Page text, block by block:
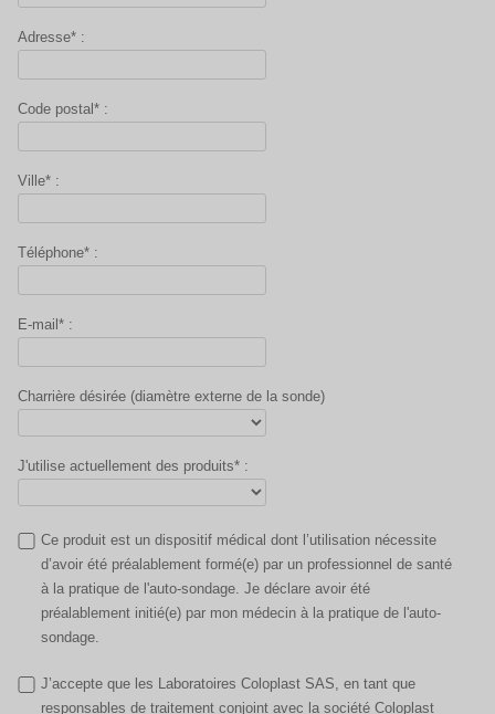
Adresse* :
Code postal* :
Ville* :
Téléphone* :
E-mail* :
Charrière désirée (diamètre externe de la sonde)
J'utilise actuellement des produits* :
Ce produit est un dispositif médical dont l’utilisation nécessite
d’avoir été préalablement formé(e) par un professionnel de santé
à la pratique de l'auto-sondage. Je déclare avoir été
préalablement initié(e) par mon médecin à la pratique de l'auto-
sondage.
J’accepte que les Laboratoires Coloplast SAS, en tant que
responsables de traitement conjoint avec la société Coloplast